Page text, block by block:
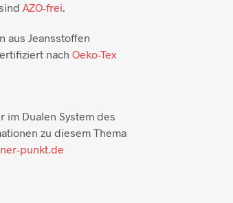
AZO-frei.
aus Jeansstoffen
nachOeko-Tex
im Dualen System des
zu diesem Thema
punkt.de